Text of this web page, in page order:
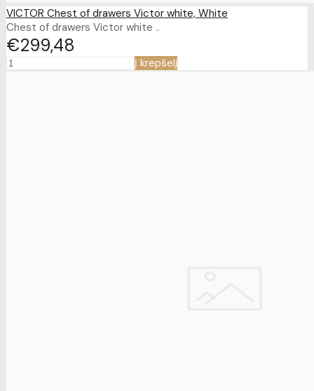
VICTOR Chest of drawers Victor white, White
Chest of drawers Victor white ..
€29948
Į krepšelį